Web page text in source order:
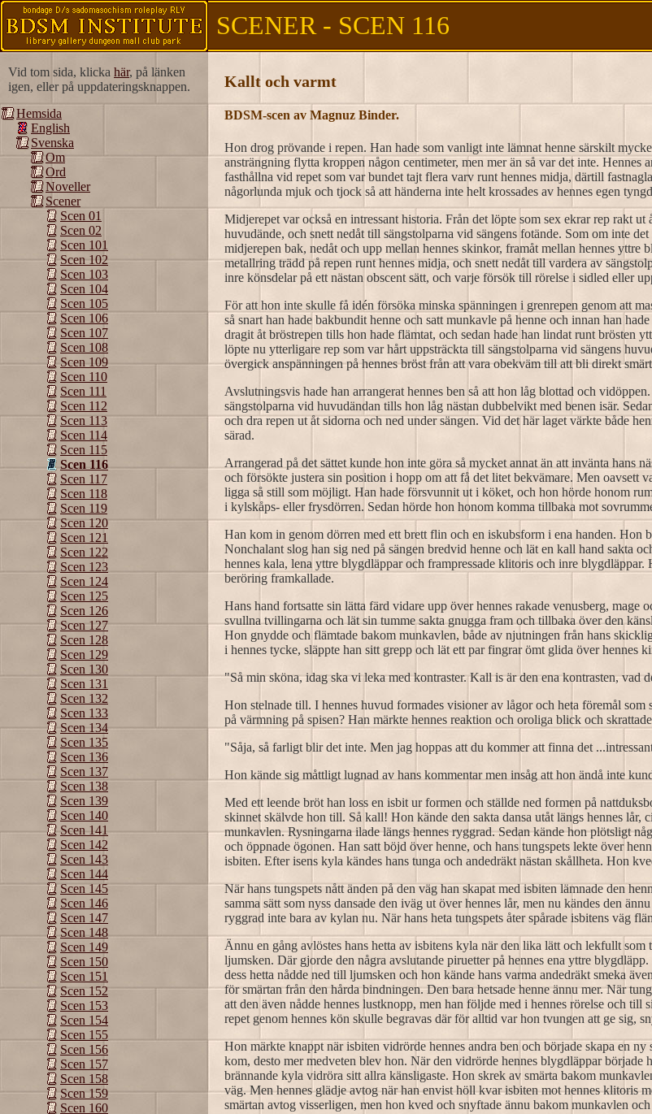
SCENER - SCEN 116
Vid tom sida, klicka här, på länken
igen, eller på uppdateringsknappen.
Hemsida
English
Svenska
Om
Ord
Noveller
Scener
Scen 01
Scen 02
Scen 101
Scen 102
Scen 103
Scen 104
Scen 105
Scen 106
Scen 107
Scen 108
Scen 109
Scen 110
Scen 111
Scen 112
Scen 113
Scen 114
Scen 115
Scen 116
Scen 117
Scen 118
Scen 119
Scen 120
Scen 121
Scen 122
Scen 123
Scen 124
Scen 125
Scen 126
Scen 127
Scen 128
Scen 129
Scen 130
Scen 131
Scen 132
Scen 133
Scen 134
Scen 135
Scen 136
Scen 137
Scen 138
Scen 139
Scen 140
Scen 141
Scen 142
Scen 143
Scen 144
Scen 145
Scen 146
Scen 147
Scen 148
Scen 149
Scen 150
Scen 151
Scen 152
Scen 153
Scen 154
Scen 155
Scen 156
Scen 157
Scen 158
Scen 159
Scen 160
Kallt och varmt
BDSM-scen av Magnuz Binder.
Hon drog prövande i repen. Han hade som vanligt inte lämnat henne särskilt
ansträngning flytta kroppen någon centimeter, men mer än så var det inte.
fasthållna vid repet som var bundet tajt flera varv runt hennes midja, därtill
någorlunda mjuk och tjock så att händerna inte helt krossades av hennes egen
Midjerepet var också en intressant historia. Från det löpte som sex ekrar rep rakt
huvudände, och snett nedåt till sängstolparna vid sängens fotände. Som om inte
midjerepen bak, nedåt och upp mellan hennes skinkor, framåt mellan hennes
metallring trädd på repen runt hennes midja, och snett nedåt till vardera av
inre könsdelar på ett nästan obscent sätt, och varje försök till rörelse i sidled eller
För att hon inte skulle få idén försöka minska spänningen i grenrepen genom att
så snart han hade bakbundit henne och satt munkavle på henne och innan han
dragit åt bröstrepen tills hon hade flämtat, och sedan hade han lindat runt brösten
löpte nu ytterligare rep som var hårt uppsträckta till sängstolparna vid sängens
övergick anspänningen på hennes bröst från att vara obekväm till att bli direkt
Avslutningsvis hade han arrangerat hennes ben så att hon låg blottad och
sängstolparna vid huvudändan tills hon låg nästan dubbelvikt med benen isär.
och dra repen ut åt sidorna och ned under sängen. Vid det här laget värkte både
särad.
Arrangerad på det sättet kunde hon inte göra så mycket annat än att invänta hans
och försökte justera sin position i hopp om att få det litet bekvämare. Men oavsett
ligga så still som möjligt. Han hade försvunnit ut i köket, och hon hörde honom
i kylskåps- eller frysdörren. Sedan hörde hon honom komma tillbaka mot
Han kom in genom dörren med ett brett flin och en iskubsform i ena handen.
Nonchalant slog han sig ned på sängen bredvid henne och lät en kall hand sakta
hennes kala, lena yttre blygdläppar och frampressade klitoris och inre
beröring framkallade.
Hans hand fortsatte sin lätta färd vidare upp över hennes rakade venusberg,
svullna tvillingarna och lät sin tumme sakta gnugga fram och tillbaka över den
Hon gnydde och flämtade bakom munkavlen, både av njutningen från hans
i hennes tycke, släppte han sitt grepp och lät ett par fingrar ömt glida över hennes
"Så min sköna, idag ska vi leka med kontraster. Kall is är den ena kontrasten, vad
Hon stelnade till. I hennes huvud formades visioner av lågor och heta föremål
på värmning på spisen? Han märkte hennes reaktion och oroliga blick och
"Såja, så farligt blir det inte. Men jag hoppas att du kommer att finna det
Hon kände sig måttligt lugnad av hans kommentar men insåg att hon ändå inte
Med ett leende bröt han loss en isbit ur formen och ställde ned formen på
skinnet skälvde hon till. Så kall! Hon kände den sakta dansa utåt längs hennes
munkavlen. Rysningarna ilade längs hennes ryggrad. Sedan kände hon plötsligt
och öppnade ögonen. Han satt böjd över henne, och hans tungspets lekte över
isbiten. Efter isens kyla kändes hans tunga och andedräkt nästan skållheta. Hon
När hans tungspets nått änden på den väg han skapat med isbiten lämnade den
samma sätt som nyss dansade den iväg ut över hennes lår, men nu kändes den
ryggrad inte bara av kylan nu. När hans heta tungspets åter spårade isbitens väg
Ännu en gång avlöstes hans hetta av isbitens kyla när den lika lätt och lekfullt
ljumsken. Där gjorde den några avslutande piruetter på hennes ena yttre
dess hetta nådde ned till ljumsken och hon kände hans varma andedräkt smeka
för smärtan från den hårda bindningen. Den bara hetsade henne ännu mer. När
att den även nådde hennes lustknopp, men han följde med i hennes rörelse och till
repet genom hennes kön skulle begravas där för alltid var hon tvungen att ge sig,
Hon märkte knappt när isbiten vidrörde hennes andra ben och började skapa en
kom, desto mer medveten blev hon. När den vidrörde hennes blygdläppar
brännande kyla vidröra sitt allra känsligaste. Hon skrek av smärta bakom
väg. Men hennes glädje avtog när han envist höll kvar isbiten mot hennes klitoris
smärtan avtog visserligen, men hon kved och snyftade ännu bakom munkavlen